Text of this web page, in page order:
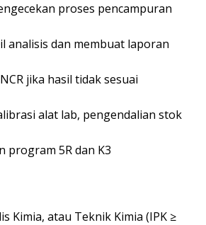
proses pencampuran
analisis dan membuat laporan
jika hasil tidak sesuai
alat lab, pengendalian stok
program 5R dan K3
Kimia, atau Teknik Kimia (IPK ≥